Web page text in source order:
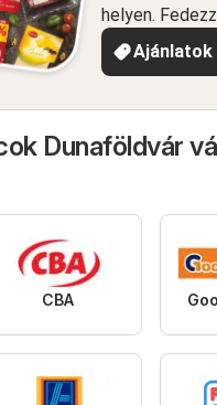
helyen.
Ajánlatok
Dunaföldvár
CBA